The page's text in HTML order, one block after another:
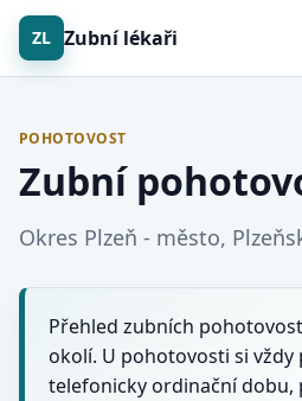
ZL Zubní lékaři
POHOTOVOST
Zubní
Okres Plzeň - město,
Přehled zubních
okolí. U pohotovosti si
telefonicky ordinační dobu,